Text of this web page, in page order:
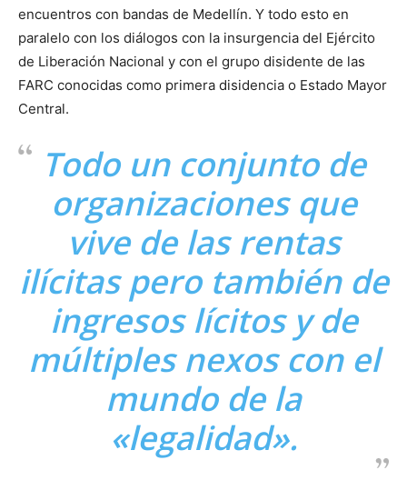
encuentros con bandas de Medellín. Y todo esto en
paralelo con los diálogos con la insurgencia del Ejército
de Liberación Nacional y con el grupo disidente de las
FARC conocidas como primera disidencia o Estado Mayor
Central.
Todo un conjunto de
organizaciones que
vive de las rentas
ilícitas pero también de
ingresos lícitos y de
múltiples nexos con el
mundo de la
«legalidad».